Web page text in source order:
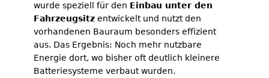
wurde speziell für den Einbau unter den
Fahrzeugsitz entwickelt und nutzt den
vorhandenen Bauraum besonders effizient
aus. Das Ergebnis: Noch mehr nutzbare
Energie dort, wo bisher oft deutlich kleinere
Batteriesysteme verbaut wurden.